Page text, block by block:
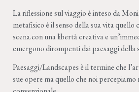
La riflessione sul viaggio è inteso da
metafisico è il senso della sua vita quello
scena.con una libertà creativa e
emergono dirompenti dai paesaggi della
Paesaggi/Landscapes è il termine che
sue opere ma quello che noi percepiamo